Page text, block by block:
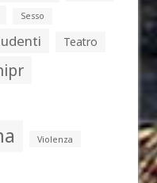
Sesso
Teatro
Violenza